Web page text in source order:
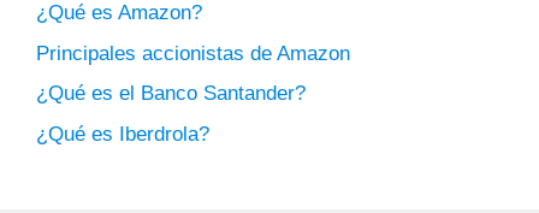
¿Qué es Amazon?
Principales accionistas de Amazon
¿Qué es el Banco Santander?
¿Qué es Iberdrola?